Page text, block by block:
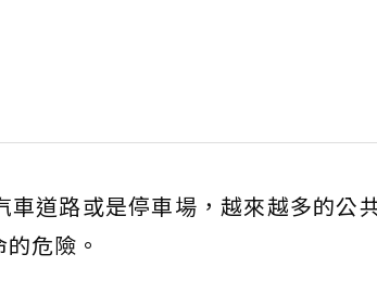
道路或是停車場，越來越多的公
危險。